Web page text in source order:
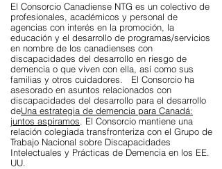
El Consorcio Canadiense NTG es un colectivo de
profesionales, académicos y personal de
agencias con interés en la promoción, la
educación y el desarrollo de programas/servicios
en nombre de los canadienses con
discapacidades del desarrollo en riesgo de
demencia o que viven con ella, así como sus
familias y otros cuidadores. El Consorcio ha
asesorado en asuntos relacionados con
discapacidades del desarrollo para el desarrollo
deUna estrategia de demencia para Canadá:
juntos aspiramos. El Consorcio mantiene una
relación colegiada transfronteriza con el Grupo de
Trabajo Nacional sobre Discapacidades
Intelectuales y Prácticas de Demencia en los EE.
UU.